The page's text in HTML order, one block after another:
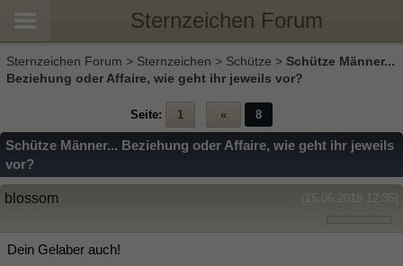
Sternzeichen Forum
Sternzeichen Forum > Sternzeichen > Schütze > Schütze Männer...
Beziehung oder Affaire, wie geht ihr jeweils vor?
Seite: 1 « 8
Schütze Männer... Beziehung oder Affaire, wie geht ihr jeweils
vor?
(15.06.2018 12:35)
blossom
Dein Gelaber auch!